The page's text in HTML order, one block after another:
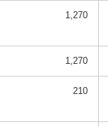
1,270
1,270
210